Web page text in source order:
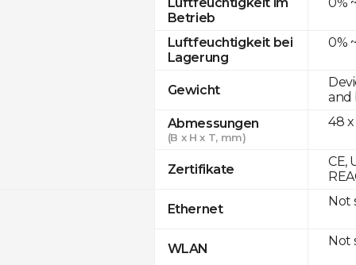
Betrieb
Luftfeuchtigkeit bei
Lagerung
Gewicht
Abmessungen
(B x H x T, mm)
Zertifikate
Ethernet
WLAN
0%
and
48 x
CE,
Not
Not